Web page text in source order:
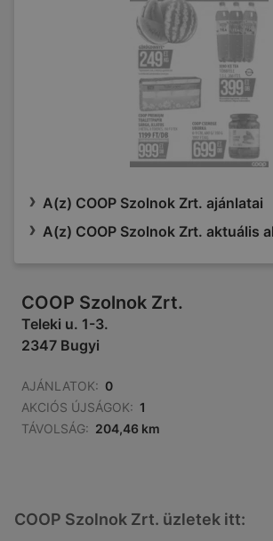
A(z) COOP Szolnok Zrt. ajánlatai
A(z) COOP Szolnok Zrt. aktuális
COOP Szolnok Zrt.
Teleki u. 1-3.
2347 Bugyi
AJÁNLATOK: 0
AKCIÓS ÚJSÁGOK: 1
TÁVOLSÁG: 204,46 km
COOP Szolnok Zrt. üzletek itt: